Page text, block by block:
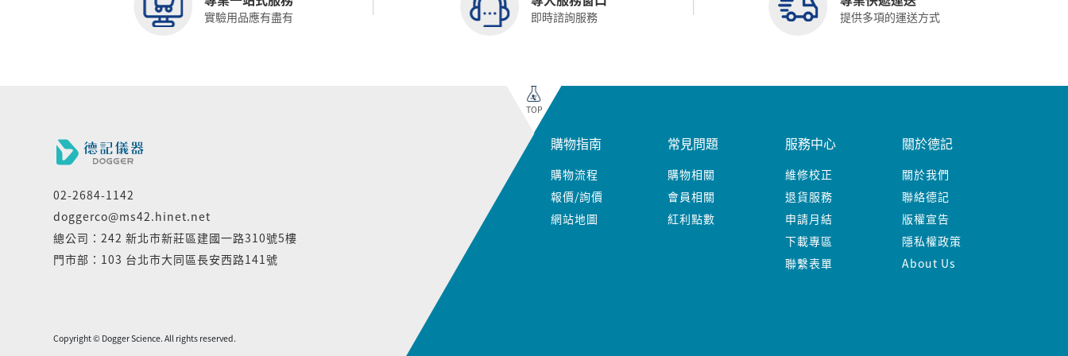
實驗用品應有盡有 即時諮詢服務 提供多項的運送方式
TOP
02-2684-1142
doggerco@ms42.hinet.net
總公司：242 新北市新莊區建國一路310號5樓
門市部：103 台北市大同區長安西路141號
購物指南
購物流程
報價/詢價
網站地圖
常見問題
購物相關
會員相關
紅利點數
服務中心
維修校正
退貨服務
申請月結
下載專區
聯繫表單
關於德記
關於我們
聯絡德記
版權宣告
隱私權政策
About Us
Copyright © Dogger Science. All rights reserved.